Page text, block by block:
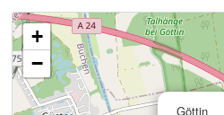
Göttin
+
−